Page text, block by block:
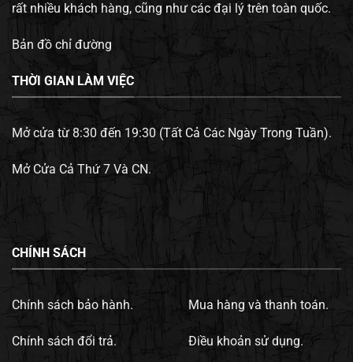
rất nhiều khách hàng, cũng như các đại lý trên toàn quốc.
Bản đồ chỉ đường
THỜI GIAN LÀM VIỆC
Mở cửa từ 8:30 đến 19:30 (Tất Cả Các Ngày Trong Tuần).
Mở Cửa Cả Thứ 7 Và CN.
CHÍNH SÁCH
Chính sách bảo hành.
Chính sách đổi trả.
Mua hàng và thanh toán.
Điều khoản sử dụng.